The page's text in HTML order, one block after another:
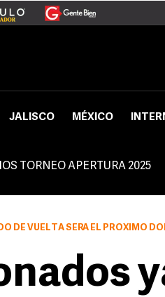
JALISCO MÉXICO
TORNEO APERTURA 2025
DE VUELTA SERÁ EL PRÓXIMO DOMINGO